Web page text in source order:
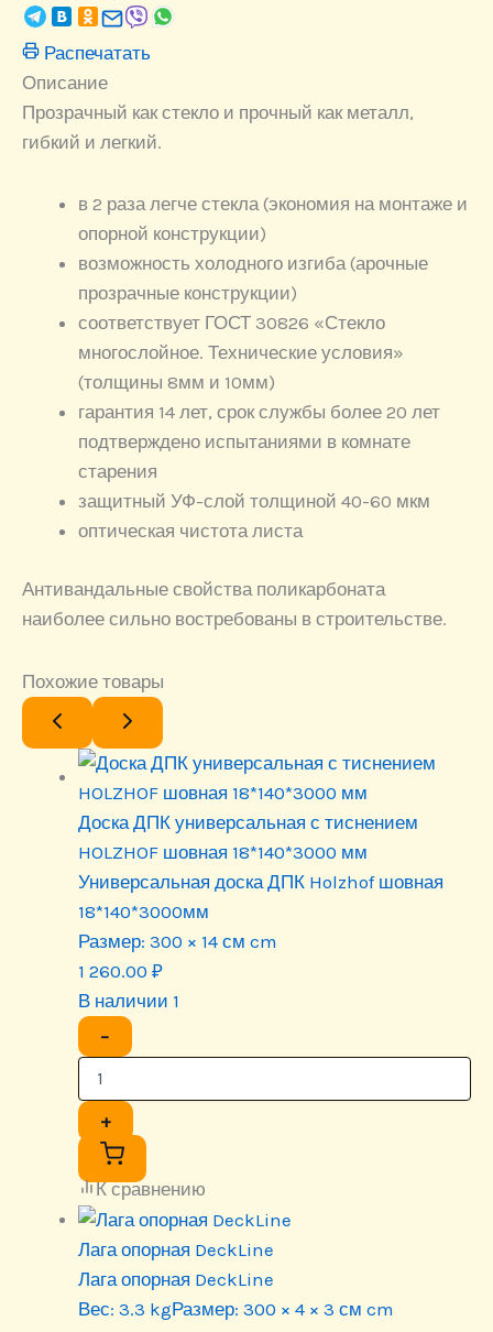
Распечатать
Описание
Прозрачный как стекло и прочный как металл,
гибкий и легкий.
в 2 раза легче стекла (экономия на монтаже и
опорной конструкции)
возможность холодного изгиба (арочные
прозрачные конструкции)
соответствует ГОСТ 30826 «Стекло
многослойное. Технические условия»
(толщины 8мм и 10мм)
гарантия 14 лет, срок службы более 20 лет
подтверждено испытаниями в комнате
старения
защитный УФ-слой толщиной 40-60 мкм
оптическая чистота листа
Антивандальные свойства поликарбоната
наиболее сильно востребованы в строительстве.
Похожие товары
Доска ДПК универсальная с тиснением
HOLZHOF шовная 18*140*3000 мм
Универсальная доска ДПК Holzhof шовная
18*140*3000мм
Размер: 300 × 14 см cm
1 260.00 ₽
В наличии 1
−
+
К сравнению
Лага опорная DeckLine
Лага опорная DeckLine
Вес: 3.3 kgРазмер: 300 × 4 × 3 см cm